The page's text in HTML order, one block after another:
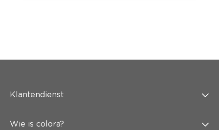
Klantendienst
Wie is colora?